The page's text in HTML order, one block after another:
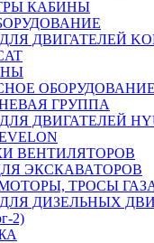
КАБИНЫ
ДВИГАТЕЛЕЙ
ОБОРУДОВАНИЕ
ГРУППА
ДВИГАТЕЛЕЙ
ВЕНТИЛЯТОРОВ
ЭКСКАВАТОРОВ
ТРОСЫ
ДИЗЕЛЬНЫХ
2)